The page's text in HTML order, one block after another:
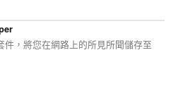
件，將您在網路上的所見所聞儲存至